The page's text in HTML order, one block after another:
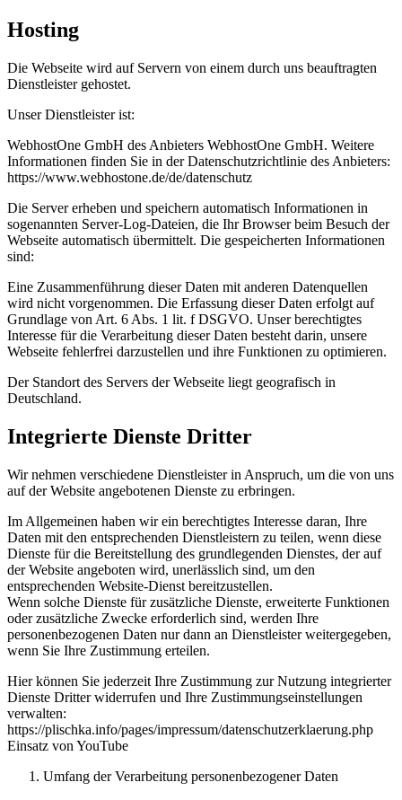
Hosting
Die Webseite wird auf Servern von einem durch uns beauftragten
Dienstleister gehostet.
Unser Dienstleister ist:
WebhostOne GmbH des Anbieters WebhostOne GmbH. Weitere
Informationen finden Sie in der Datenschutzrichtlinie des Anbieters:
https://www.webhostone.de/de/datenschutz
Die Server erheben und speichern automatisch Informationen in
sogenannten Server-Log-Dateien, die Ihr Browser beim Besuch der
Webseite automatisch übermittelt. Die gespeicherten Informationen
sind:
Eine Zusammenführung dieser Daten mit anderen Datenquellen
wird nicht vorgenommen. Die Erfassung dieser Daten erfolgt auf
Grundlage von Art. 6 Abs. 1 lit. f DSGVO. Unser berechtigtes
Interesse für die Verarbeitung dieser Daten besteht darin, unsere
Webseite fehlerfrei darzustellen und ihre Funktionen zu optimieren.
Der Standort des Servers der Webseite liegt geografisch in
Deutschland.
Integrierte Dienste Dritter
Wir nehmen verschiedene Dienstleister in Anspruch, um die von uns
auf der Website angebotenen Dienste zu erbringen.
Im Allgemeinen haben wir ein berechtigtes Interesse daran, Ihre
Daten mit den entsprechenden Dienstleistern zu teilen, wenn diese
Dienste für die Bereitstellung des grundlegenden Dienstes, der auf
der Website angeboten wird, unerlässlich sind, um den
entsprechenden Website-Dienst bereitzustellen.
Wenn solche Dienste für zusätzliche Dienste, erweiterte Funktionen
oder zusätzliche Zwecke erforderlich sind, werden Ihre
personenbezogenen Daten nur dann an Dienstleister weitergegeben,
wenn Sie Ihre Zustimmung erteilen.
Hier können Sie jederzeit Ihre Zustimmung zur Nutzung integrierter
Dienste Dritter widerrufen und Ihre Zustimmungseinstellungen
verwalten:
https://plischka.info/pages/impressum/datenschutzerklaerung.php
Einsatz von YouTube
Umfang der Verarbeitung personenbezogener Daten